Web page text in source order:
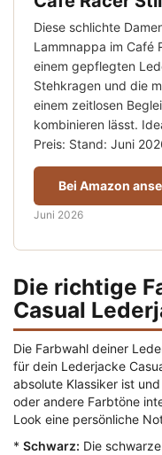
Diese schlichte
Lammnappa im Café
einem gepflegten
Stehkragen und die
einem zeitlosen
kombinieren lässt.
Preis: Stand: Juni
Bei Amazon
Juni 2026
Die richtige
Casual
Die Farbwahl deiner
für dein Lederjacke
absolute Klassiker ist
oder andere Farbtöne
Look eine persönliche
* Schwarz: Die